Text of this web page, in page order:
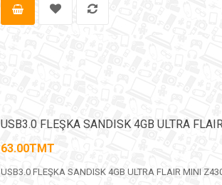
USB3.0 FLEŞKA SANDISK 4GB ULTRA
63.00TMT
USB3.0 FLEŞKA SANDISK 4GB ULTRA FLAIR MINI